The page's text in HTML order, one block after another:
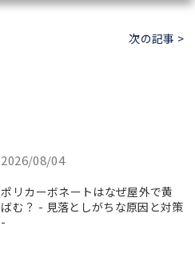
次の記事 >
2026/08/04
ポリカーボネートはなぜ屋外で黄
ばむ？ - 見落としがちな原因と対策
-